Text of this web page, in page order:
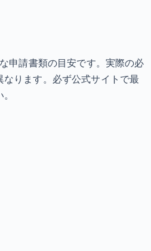
申請書類の目安です。実際の必
ります。必ず公式サイトで最